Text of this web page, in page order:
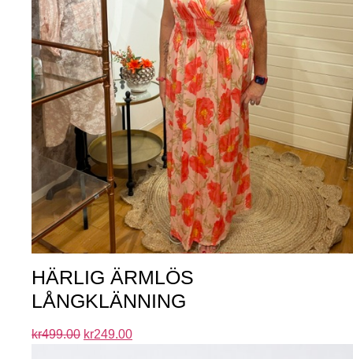
HÄRLIG ÄRMLÖS
LÅNGKLÄNNING
kr499.00 kr249.00